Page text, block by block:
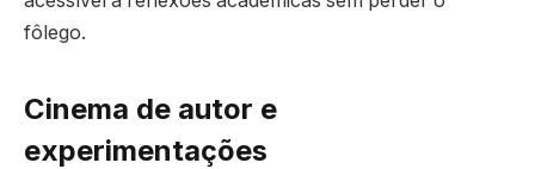
fôlego.
Cinema de autor e
experimentações